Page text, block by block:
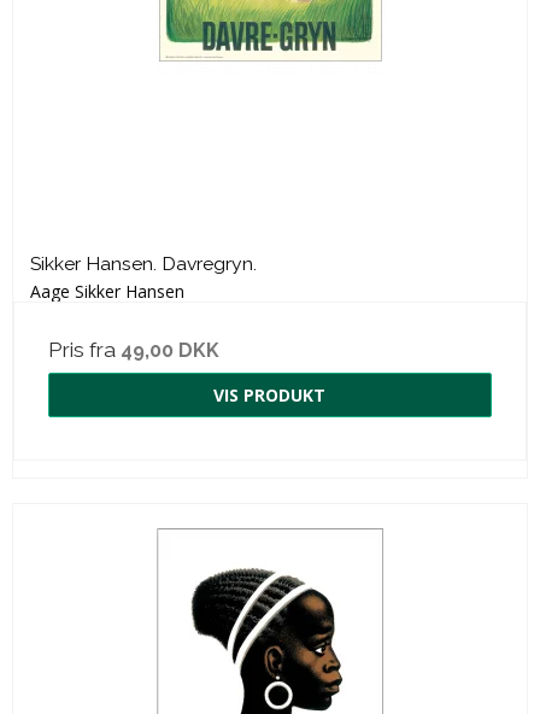
Sikker Hansen. Davregryn.
Aage Sikker Hansen
Pris fra 49,00 DKK
VIS PRODUKT